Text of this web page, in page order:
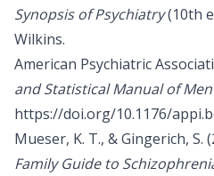
Synopsis of Psychiatry(10th
Wilkins.
American Psychiatric
and Statistical Manual of
https://doi.org/10.1176/
Mueser, K. T., & Gingerich, S.
Family Guide to